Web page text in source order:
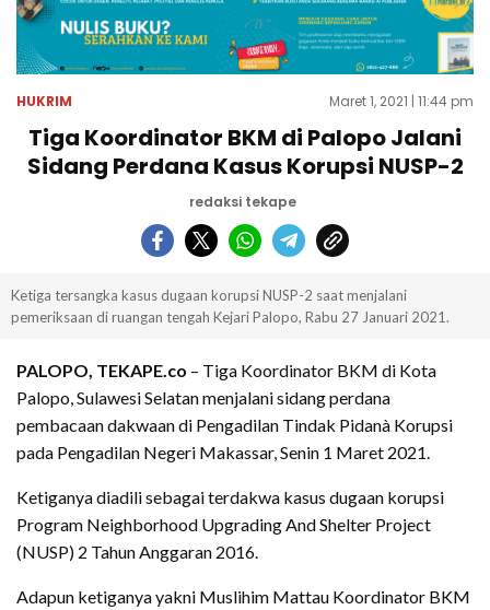
HUKRIM Maret 1, 2021 | 11:44 pm
Tiga Koordinator BKM di Palopo Jalani
Sidang Perdana Kasus Korupsi NUSP-2
redaksi tekape
Ketiga tersangka kasus dugaan korupsi NUSP-2 saat menjalani
pemeriksaan di ruangan tengah Kejari Palopo, Rabu 27 Januari 2021.
PALOPO, TEKAPE.co – Tiga Koordinator BKM di Kota
Palopo, Sulawesi Selatan menjalani sidang perdana
pembacaan dakwaan di Pengadilan Tindak Pidanà Korupsi
pada Pengadilan Negeri Makassar, Senin 1 Maret 2021.
Ketiganya diadili sebagai terdakwa kasus dugaan korupsi
Program Neighborhood Upgrading And Shelter Project
(NUSP) 2 Tahun Anggaran 2016.
Adapun ketiganya yakni Muslihim Mattau Koordinator BKM